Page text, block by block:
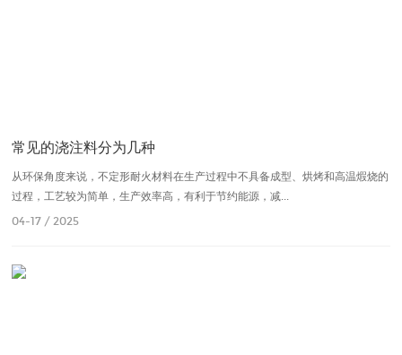
常见的浇注料分为几种
从环保角度来说，不定形耐火材料在生产过程中不具备成型、烘烤和高温煆烧的
过程，工艺较为简单，生产效率高，有利于节约能源，减...
04-17 / 2025